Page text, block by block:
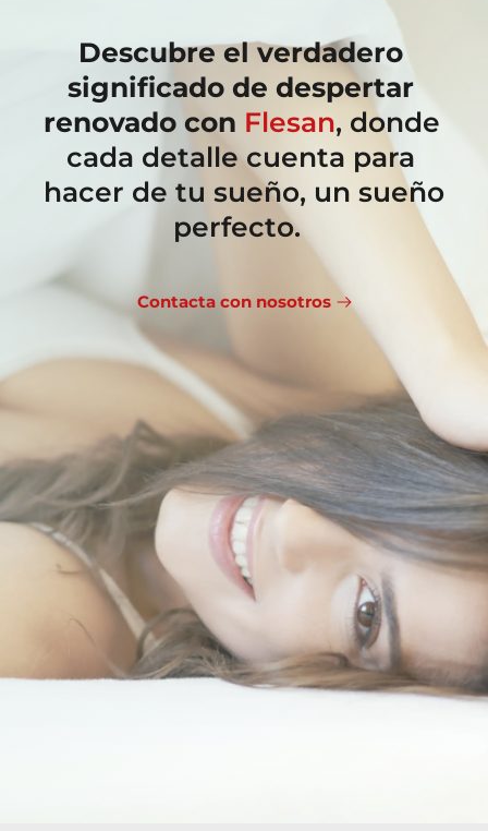
Descubre el verdadero
significado de despertar
renovado con Flesan, donde
cada detalle cuenta para
hacer de tu sueño, un sueño
perfecto.
Contacta con nosotros